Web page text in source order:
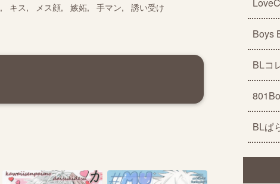
キス メス顔 嫉妬 手マン 誘い受け
Boys
BLコ
BLぱ